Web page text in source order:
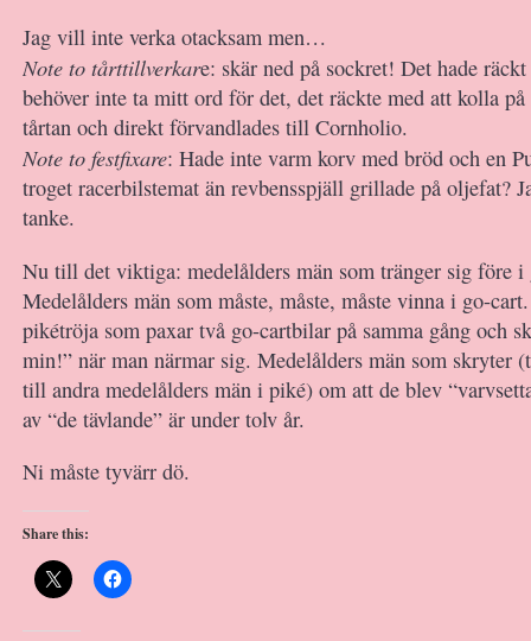
Jag vill inte verka otacksam men…
Note to tårttillverkare: skär ned på sockret! Det hade
behöver inte ta mitt ord för det, det räckte med att kolla på
tårtan och direkt förvandlades till Cornholio.
Note to festfixare: Hade inte varm korv med bröd och en
troget racerbilstemat än revbensspjäll grillade på oljefat?
tanke.
Nu till det viktiga: medelålders män som tränger sig före i
Medelålders män som måste, måste, måste vinna i go-
pikétröja som paxar två go-cartbilar på samma gång och
min!” när man närmar sig. Medelålders män som skryter
till andra medelålders män i piké) om att de blev
av “de tävlande” är under tolv år.
Ni måste tyvärr dö.
Share this: